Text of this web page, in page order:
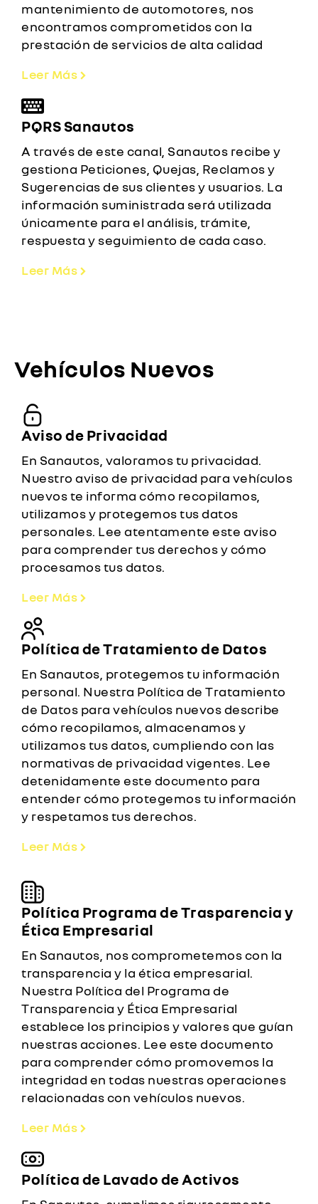
mantenimiento de automotores, nos
encontramos comprometidos con la
prestación de servicios de alta calidad
Leer Más
PQRS Sanautos
A través de este canal, Sanautos recibe y
gestiona Peticiones, Quejas, Reclamos y
Sugerencias de sus clientes y usuarios. La
información suministrada será utilizada
únicamente para el análisis, trámite,
respuesta y seguimiento de cada caso.
Leer Más
Vehículos Nuevos
Aviso de Privacidad
En Sanautos, valoramos tu privacidad.
Nuestro aviso de privacidad para vehículos
nuevos te informa cómo recopilamos,
utilizamos y protegemos tus datos
personales. Lee atentamente este aviso
para comprender tus derechos y cómo
procesamos tus datos.
Leer Más
Política de Tratamiento de Datos
En Sanautos, protegemos tu información
personal. Nuestra Política de Tratamiento
de Datos para vehículos nuevos describe
cómo recopilamos, almacenamos y
utilizamos tus datos, cumpliendo con las
normativas de privacidad vigentes. Lee
detenidamente este documento para
entender cómo protegemos tu información
y respetamos tus derechos.
Leer Más
Política Programa de Trasparencia y
Ética Empresarial
En Sanautos, nos comprometemos con la
transparencia y la ética empresarial.
Nuestra Política del Programa de
Transparencia y Ética Empresarial
establece los principios y valores que guían
nuestras acciones. Lee este documento
para comprender cómo promovemos la
integridad en todas nuestras operaciones
relacionadas con vehículos nuevos.
Leer Más
Política de Lavado de Activos